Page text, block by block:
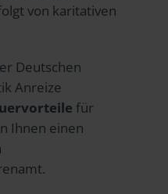
von karitativen
Deutschen
Anreize
für
Ihnen einen